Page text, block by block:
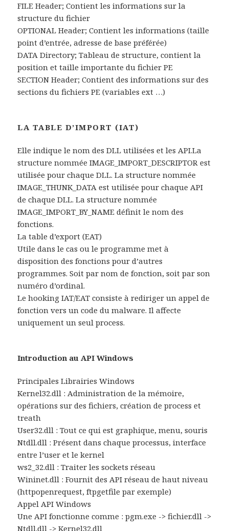
FILE Header; Contient les informations sur la
structure du fichier
OPTIONAL Header; Contient les informations (taille
point d’entrée, adresse de base préférée)
DATA Directory; Tableau de structure, contient la
position et taille importante du fichier PE
SECTION Header; Contient des informations sur des
sections du fichiers PE (variables ext …)
LA TABLE D’IMPORT (IAT)
Elle indique le nom des DLL utilisées et les API.La
structure nommée IMAGE_IMPORT_DESCRIPTOR est
utilisée pour chaque DLL. La structure nommée
IMAGE_THUNK_DATA est utilisée pour chaque API
de chaque DLL. La structure nommée
IMAGE_IMPORT_BY_NAME définit le nom des
fonctions.
La table d’export (EAT)
Utile dans le cas ou le programme met à
disposition des fonctions pour d’autres
programmes. Soit par nom de fonction, soit par son
numéro d’ordinal.
Le hooking IAT/EAT consiste à rediriger un appel de
fonction vers un code du malware. Il affecte
uniquement un seul process.
Introduction au API Windows
Principales Librairies Windows
Kernel32.dll : Administration de la mémoire,
opérations sur des fichiers, création de process et
treath
User32.dll : Tout ce qui est graphique, menu, souris
Ntdll.dll : Présent dans chaque processus, interface
entre l’user et le kernel
ws2_32.dll : Traiter les sockets réseau
Wininet.dll : Fournit des API réseau de haut niveau
(httpopenrequest, ftpgetfile par exemple)
Appel API Windows
Une API fonctionne comme : pgm.exe -> fichier.dll ->
Ntdll.dll -> Kernel32.dll